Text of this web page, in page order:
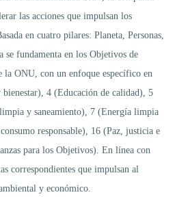
las acciones que impulsan los
en cuatro pilares: Planeta, Personas,
se fundamenta en los Objetivos de
ONU, con un enfoque específico en
4 (Educación de calidad), 5
y saneamiento), 7 (Energía limpia
responsable), 16 (Paz, justicia e
para los Objetivos). En línea con
correspondientes que impulsan al
y económico.